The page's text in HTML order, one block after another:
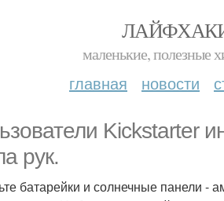
маленькие, полезные
главная новости
Kickstarter
рук.
батарейки и солнечные панели -